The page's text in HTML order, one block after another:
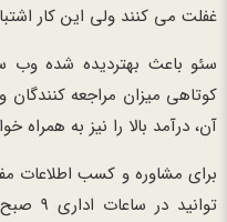
غفلت می کنند ولی این کار
سئو باعث بهتردیده شده
کوتاهی میزان مراجعه کنندگان
آن، درآمد بالا را نیز به همراه
برای مشاوره و کسب اطلاعات